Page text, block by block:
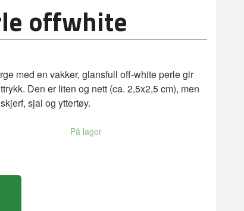
offwhite
med en vakker, glansfull off-white perle gir
Den er liten og nett (ca. 2,5x2,5 cm), men
sjal og yttertøy.
På lager